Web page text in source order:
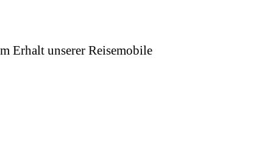
Erhalt unserer Reisemobile